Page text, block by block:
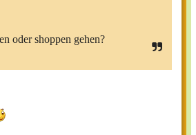
oder shoppen gehen?